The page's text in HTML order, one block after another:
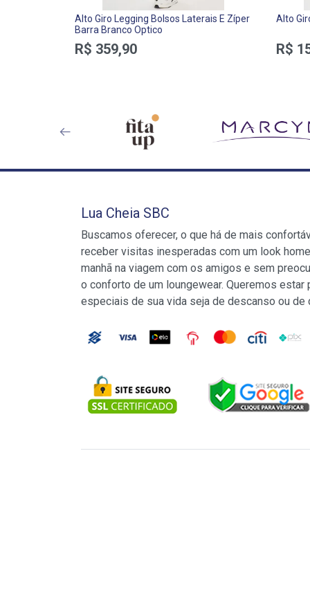
Alto Giro Legging Bolsos Laterais E Zíper
Barra Branco Optico
R$ 359,90
Alto
R$
Lua Cheia SBC
Buscamos oferecer, o que há de mais
receber visitas inesperadas com um look
manhã na viagem com os amigos e sem
o conforto de um loungewear. Queremos
especiais de sua vida seja de descanso ou de